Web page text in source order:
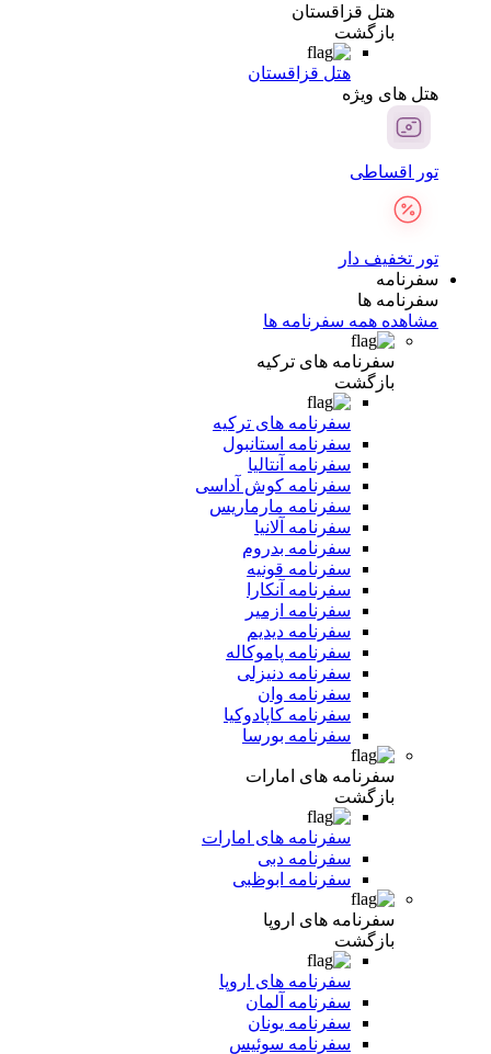
هتل قزاقستان
بازگشت
هتل قزاقستان
هتل های ویژه
تور اقساطی
تور تخفیف دار
سفرنامه
سفرنامه ها
مشاهده همه سفرنامه ها
سفرنامه های ترکیه
بازگشت
سفرنامه های ترکیه
سفرنامه استانبول
سفرنامه آنتالیا
سفرنامه کوش آداسی
سفرنامه مارماریس
سفرنامه آلانیا
سفرنامه بدروم
سفرنامه قونیه
سفرنامه آنکارا
سفرنامه ازمیر
سفرنامه دیدیم
سفرنامه پاموکاله
سفرنامه دنیزلی
سفرنامه وان
سفرنامه کاپادوکیا
سفرنامه بورسا
سفرنامه های امارات
بازگشت
سفرنامه های امارات
سفرنامه دبی
سفرنامه ابوظبی
سفرنامه های اروپا
بازگشت
سفرنامه های اروپا
سفرنامه آلمان
سفرنامه یونان
سفرنامه سوئیس